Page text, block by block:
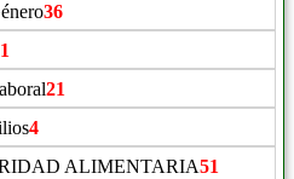
36
1
21
4
ALIMENTARIA51